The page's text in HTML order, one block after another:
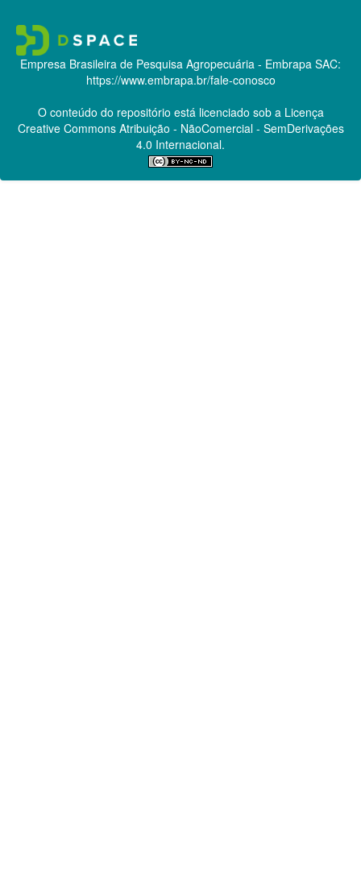
Empresa Brasileira de Pesquisa Agropecuária - Embrapa SAC:
https://www.embrapa.br/fale-conosco
O conteúdo do repositório está licenciado sob a Licença
Creative CommonsAtribuição - NãoComercial - SemDerivações
4.0 Internacional.